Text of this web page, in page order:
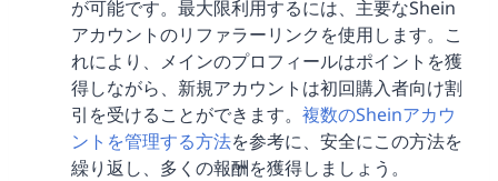
が可能です。最大限利用するには、主要なShein
アカウントのリファラーリンクを使用します。こ
れにより、メインのプロフィールはポイントを獲
得しながら、新規アカウントは初回購入者向け割
引を受けることができます。 複数のSheinアカウ
ントを管理する方法を参考に、安全にこの方法を
繰り返し、多くの報酬を獲得しましょう。